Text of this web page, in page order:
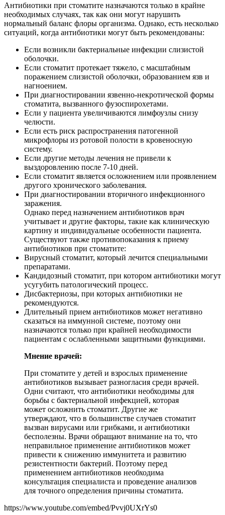
Антибиотики при стоматите назначаются только в крайне
необходимых случаях, так как они могут нарушить
нормальный баланс флоры организма. Однако, есть несколько
ситуаций, когда антибиотики могут быть рекомендованы:
Если возникли бактериальные инфекции слизистой
оболочки.
Если стоматит протекает тяжело, с масштабным
поражением слизистой оболочки, образованием язв и
нагноением.
При диагностировании язвенно-некротической формы
стоматита, вызванного фузоспирохетами.
Если у пациента увеличиваются лимфоузлы снизу
челюсти.
Если есть риск распространения патогенной
микрофлоры из ротовой полости в кровеносную
систему.
Если другие методы лечения не привели к
выздоровлению после 7-10 дней.
Если стоматит является осложнением или проявлением
другого хронического заболевания.
При диагностировании вторичного инфекционного
заражения.
Однако перед назначением антибиотиков врач
учитывает и другие факторы, такие как клиническую
картину и индивидуальные особенности пациента.
Существуют также противопоказания к приему
антибиотиков при стоматите:
Вирусный стоматит, который лечится специальными
препаратами.
Кандидозный стоматит, при котором антибиотики могут
усугубить патологический процесс.
Дисбактериозы, при которых антибиотики не
рекомендуются.
Длительный прием антибиотиков может негативно
сказаться на иммунной системе, поэтому они
назначаются только при крайней необходимости
пациентам с ослабленными защитными функциями.
Мнение врачей:
При стоматите у детей и взрослых применение
антибиотиков вызывает разногласия среди врачей.
Одни считают, что антибиотики необходимы для
борьбы с бактериальной инфекцией, которая
может осложнить стоматит. Другие же
утверждают, что в большинстве случаев стоматит
вызван вирусами или грибками, и антибиотики
бесполезны. Врачи обращают внимание на то, что
неправильное применение антибиотиков может
привести к снижению иммунитета и развитию
резистентности бактерий. Поэтому перед
применением антибиотиков необходима
консультация специалиста и проведение анализов
для точного определения причины стоматита.
https://www.youtube.com/embed/Pvvj0UXrYs0